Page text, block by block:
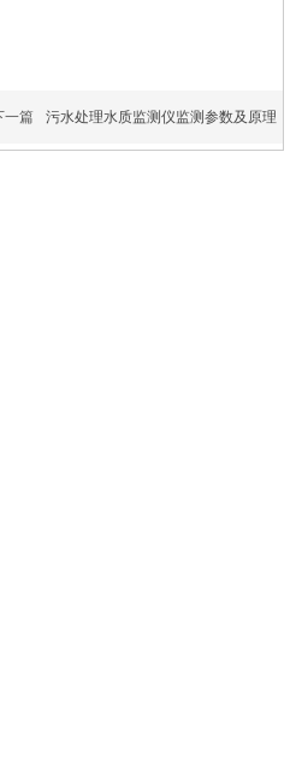
一篇 污水处理水质监测仪监测参数及原理